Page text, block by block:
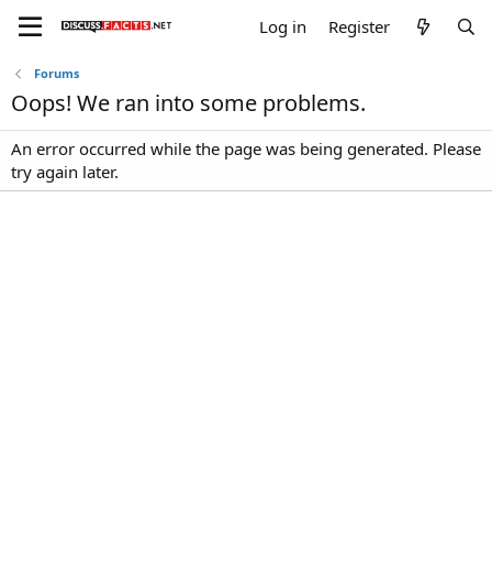
Log in Register
Forums
Oops! We ran into some problems.
An error occurred while the page was being generated. Please
try again later.